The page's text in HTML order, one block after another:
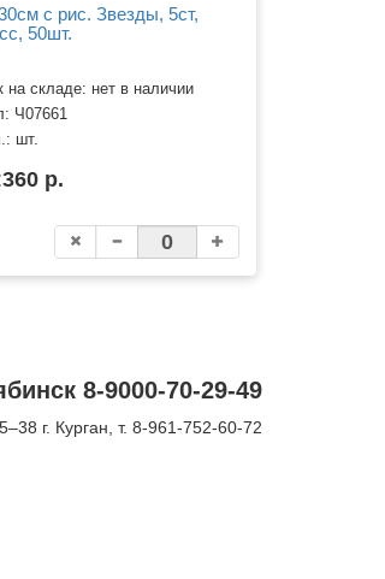
с рис. Звезды, 5ст,
50шт.
на складе: нет в наличии
Ч07661
шт.
360 р.
8-9000-70-29-49
г. Курган, т. 8-961-752-60-72